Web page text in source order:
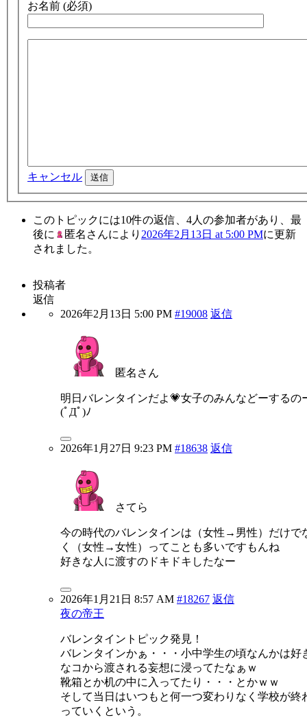
このトピックには10件の返信、4人の参加者があり、最
後に
匿名さんにより 2026年2月13日 at 5:00 PMに更新
されました。
投稿者
返信
2026年2月13日 5:00 PM #19008 返信
匿名さん
明日バレンタインだよ💗女子のみんなどーするの
(ﾟДﾟ)ﾉ
2026年1月27日 9:23 PM #18638 返信
さてら
今の時代のバレンタインは（女性→男性）だけで
く（女性→女性）ってことも多いですもんね
好きな人に渡すのドキドキしたなー
2026年1月21日 8:57 AM #18267 返信
夜の帝王
バレンタイントピック発見！
バレンタインかぁ・・・小中学生の頃なんかは好
なコから渡される妄想に浸ってたなぁｗ
靴箱とか机の中に入ってたり・・・とかｗｗ
そして当日はいつもと何一つ変わりなく学校が終
っていくという。
お名前 (必須)
キャンセル 送信